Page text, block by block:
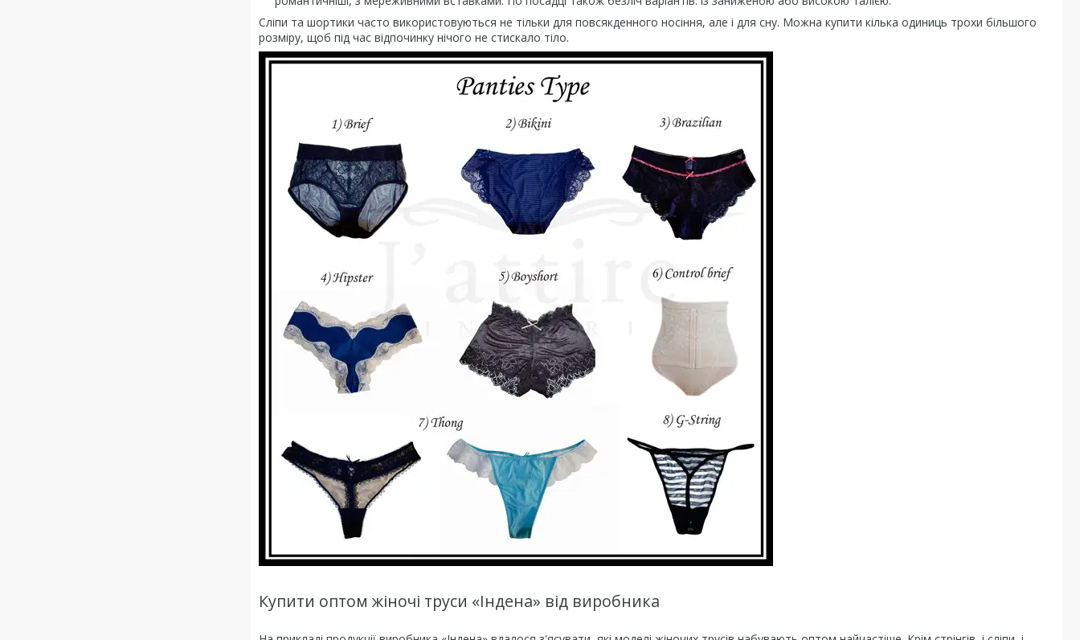
Сліпи та шортики часто використовуються не тільки для повсякденного носіння, але і для сну. Можна купити кілька одиниць трохи більшого
розміру, щоб під час відпочинку нічого не стискало тіло.
Купити оптом жіночі труси «Індена» від виробника